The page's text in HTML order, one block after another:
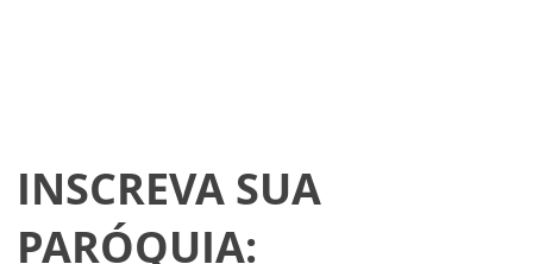
INSCREVA SUA
PARÓQUIA: